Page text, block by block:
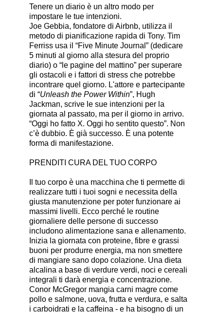
Tenere un diario è un altro modo per
impostare le tue intenzioni.
Joe Gebbia, fondatore di Airbnb, utilizza il
metodo di pianificazione rapida di Tony. Tim
Ferriss usa il “Five Minute Journal” (dedicare
5 minuti al giorno alla stesura del proprio
diario) o “le pagine del mattino” per superare
gli ostacoli e i fattori di stress che potrebbe
incontrare quel giorno. L'attore e partecipante
di “Unleash the Power Within”, Hugh
Jackman, scrive le sue intenzioni per la
giornata al passato, ma per il giorno in arrivo.
“Oggi ho fatto X. Oggi ho sentito questo”. Non
c’è dubbio. È già successo. È una potente
forma di manifestazione.
PRENDITI CURA DEL TUO CORPO
Il tuo corpo è una macchina che ti permette di
realizzare tutti i tuoi sogni e necessita della
giusta manutenzione per poter funzionare ai
massimi livelli. Ecco perché le routine
giornaliere delle persone di successo
includono alimentazione sana e allenamento.
Inizia la giornata con proteine, fibre e grassi
buoni per produrre energia, ma non smettere
di mangiare sano dopo colazione. Una dieta
alcalina a base di verdure verdi, noci e cereali
integrali ti darà energia e concentrazione.
Conor McGregor mangia carni magre come
pollo e salmone, uova, frutta e verdura, e salta
i carboidrati e la caffeina - e ha bisogno di un